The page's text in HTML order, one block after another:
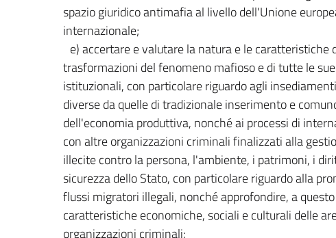
spazio giuridico antimafia al livello dell'Unione
internazionale;
e) accertare e valutare la natura e le caratteristiche
trasformazioni del fenomeno mafioso e di tutte le
istituzionali, con particolare riguardo agli
diverse da quelle di tradizionale inserimento e
dell'economia produttiva, nonché ai processi di
con altre organizzazioni criminali finalizzati alla
illecite contro la persona, l'ambiente, i patrimoni, i
sicurezza dello Stato, con particolare riguardo alla
flussi migratori illegali, nonché approfondire, a
caratteristiche economiche, sociali e culturali delle
organizzazioni criminali;